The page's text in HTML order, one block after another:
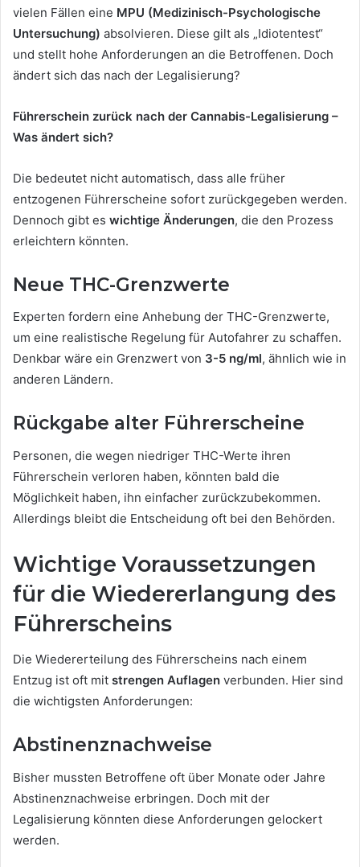
vielen Fällen eine MPU (Medizinisch-Psychologische
Untersuchung) absolvieren. Diese gilt als „Idiotentest“
und stellt hohe Anforderungen an die Betroffenen. Doch
ändert sich das nach der Legalisierung?
Führerschein zurück nach der Cannabis-Legalisierung –
Was ändert sich?
Die bedeutet nicht automatisch, dass alle früher
entzogenen Führerscheine sofort zurückgegeben werden.
Dennoch gibt es wichtige Änderungen, die den Prozess
erleichtern könnten.
Neue THC-Grenzwerte
Experten fordern eine Anhebung der THC-Grenzwerte,
um eine realistische Regelung für Autofahrer zu schaffen.
Denkbar wäre ein Grenzwert von 3-5 ng/ml, ähnlich wie in
anderen Ländern.
Rückgabe alter Führerscheine
Personen, die wegen niedriger THC-Werte ihren
Führerschein verloren haben, könnten bald die
Möglichkeit haben, ihn einfacher zurückzubekommen.
Allerdings bleibt die Entscheidung oft bei den Behörden.
Wichtige Voraussetzungen
für die Wiedererlangung des
Führerscheins
Die Wiedererteilung des Führerscheins nach einem
Entzug ist oft mit strengen Auflagen verbunden. Hier sind
die wichtigsten Anforderungen:
Abstinenznachweise
Bisher mussten Betroffene oft über Monate oder Jahre
Abstinenznachweise erbringen. Doch mit der
Legalisierung könnten diese Anforderungen gelockert
werden.